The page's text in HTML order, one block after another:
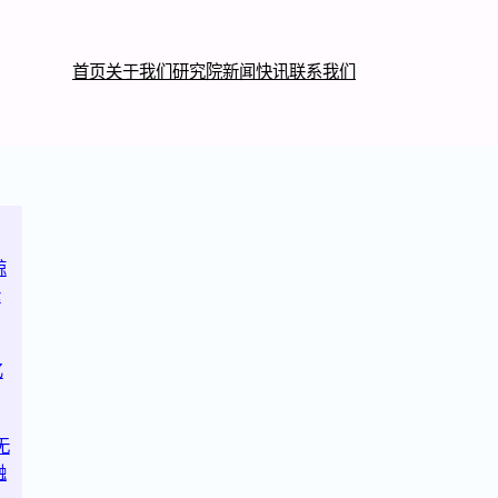
首页关于我们 研究院新闻快讯联系我们